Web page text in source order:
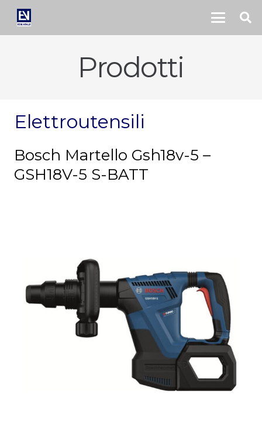
Prodotti
Elettroutensili
Bosch Martello Gsh18v-5 –
GSH18V-5 S-BATT